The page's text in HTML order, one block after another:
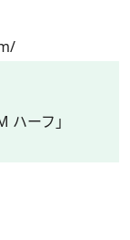
ーフ」